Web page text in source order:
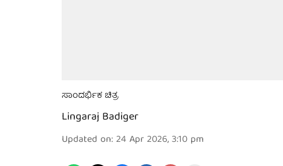
ಸಾಂದರ್ಭಿಕ ಚಿತ್ರ
Lingaraj Badiger
Updated on:24 Apr 2026, 3:10 pm